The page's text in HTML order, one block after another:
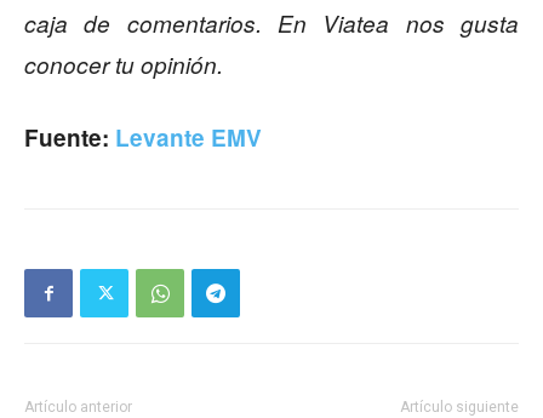
caja de comentarios. En Viatea nos gusta
conocer tu opinión.
Fuente: Levante EMV
Artículo anterior Artículo siguiente